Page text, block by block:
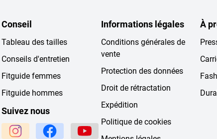
Conseil
Tableau des tailles
Conseils d'entretien
Fitguide femmes
Fitguide hommes
Suivez nous
Informations légales
Conditions générales de
vente
Protection des données
Droit de rétractation
Expédition
Politique de cookies
À